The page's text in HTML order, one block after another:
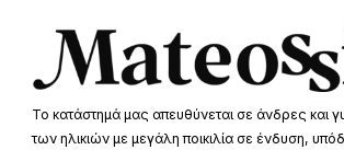
Το κατάστημά μας απευθύνεται σε άνδρες και
των ηλικιών με μεγάλη ποικιλία σε ένδυση,